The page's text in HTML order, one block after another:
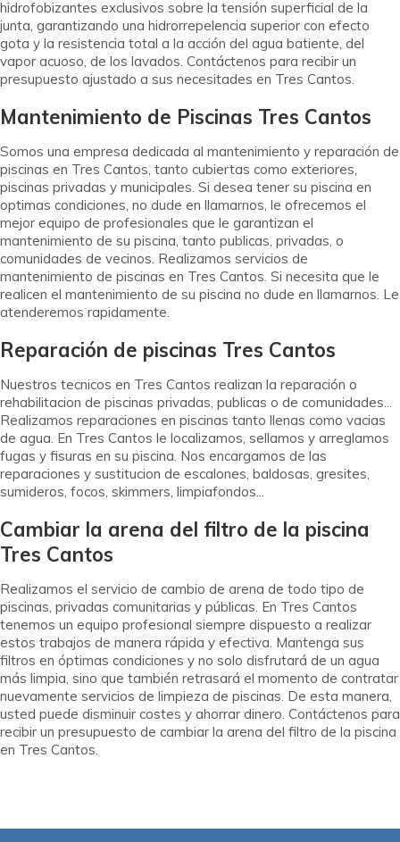
hidrofobizantes exclusivos sobre la tensión superficial de la
junta, garantizando una hidrorrepelencia superior con efecto
gota y la resistencia total a la acción del agua batiente, del
vapor acuoso, de los lavados. Contáctenos para recibir un
presupuesto ajustado a sus necesitades en Tres Cantos.
Mantenimiento de Piscinas Tres Cantos
Somos una empresa dedicada al mantenimiento y reparación de
piscinas en Tres Cantos, tanto cubiertas como exteriores,
piscinas privadas y municipales. Si desea tener su piscina en
optimas condiciones, no dude en llamarnos, le ofrecemos el
mejor equipo de profesionales que le garantizan el
mantenimiento de su piscina, tanto publicas, privadas, o
comunidades de vecinos. Realizamos servicios de
mantenimiento de piscinas en Tres Cantos. Si necesita que le
realicen el mantenimiento de su piscina no dude en llamarnos. Le
atenderemos rapidamente.
Reparación de piscinas Tres Cantos
Nuestros tecnicos en Tres Cantos realizan la reparación o
rehabilitacion de piscinas privadas, publicas o de comunidades...
Realizamos reparaciones en piscinas tanto llenas como vacias
de agua. En Tres Cantos le localizamos, sellamos y arreglamos
fugas y fisuras en su piscina. Nos encargamos de las
reparaciones y sustitucion de escalones, baldosas, gresites,
sumideros, focos, skimmers, limpiafondos...
Cambiar la arena del filtro de la piscina
Tres Cantos
Realizamos el servicio de cambio de arena de todo tipo de
piscinas, privadas comunitarias y públicas. En Tres Cantos
tenemos un equipo profesional siempre dispuesto a realizar
estos trabajos de manera rápida y efectiva. Mantenga sus
filtros en óptimas condiciones y no solo disfrutará de un agua
más limpia, sino que también retrasará el momento de contratar
nuevamente servicios de limpieza de piscinas. De esta manera,
usted puede disminuir costes y ahorrar dinero. Contáctenos para
recibir un presupuesto de cambiar la arena del filtro de la piscina
en Tres Cantos.